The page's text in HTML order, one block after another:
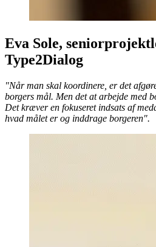
Eva Sole,
Type2Dialog
"Når man skal koordinere, er det
borgers mål. Men det at arbejde med
Det kræver en fokuseret indsats af
hvad målet er og inddrage borgeren".